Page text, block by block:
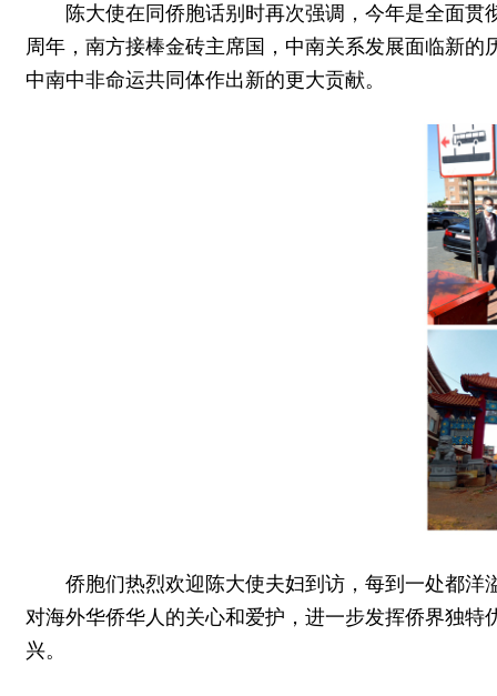
陈大使在同侨胞话别时再次强调，今年是全面
周年，南方接棒金砖主席国，中南关系发展面临新
中南中非命运共同体作出新的更大贡献。
侨胞们热烈欢迎陈大使夫妇到访，每到一处都
对海外华侨华人的关心和爱护，进一步发挥侨界独
兴。